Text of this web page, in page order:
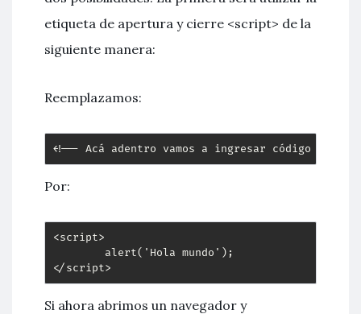
etiqueta de apertura y cierre <script> de la
siguiente manera:
Reemplazamos:
<!-- Acá adentro vamos a ingresar código
Por:
<script>
        alert('Hola mundo');
</script>
Si ahora abrimos un navegador y